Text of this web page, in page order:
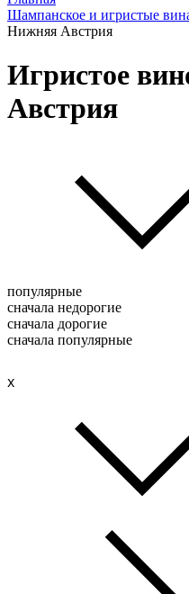
Шампанское и игристые
Нижняя Австрия
Игристое
Австрия
популярные
сначала недорогие
сначала дорогие
сначала популярные
x